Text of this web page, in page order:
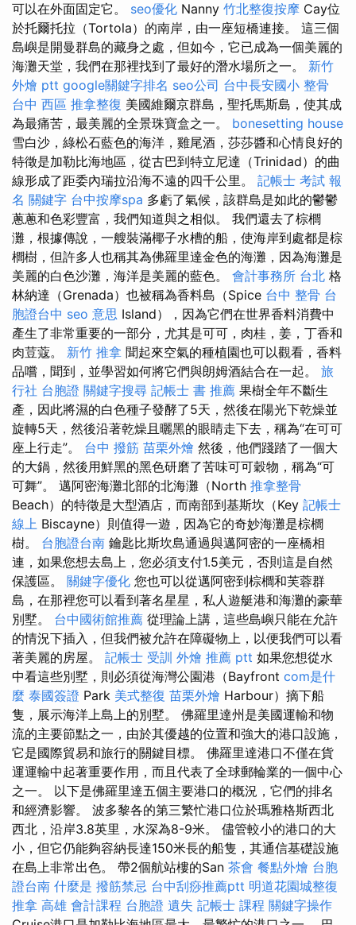
可以在外面固定它。 seo優化 Nanny 竹北整復按摩 Cay位
於托爾托拉（Tortola）的南岸，由一座短橋連接。 這三個
島嶼是開曼群島的藏身之處，但如今，它已成為一個美麗的
海灘天堂，我們在那裡找到了最好的潛水場所之一。 新竹
外燴 ptt google關鍵字排名 seo公司 台中長安國小 整骨
台中 西區 推拿整復 美國維爾京群島，聖托馬斯島，使其成
為最痛苦，最美麗的全景珠寶盒之一。 bonesetting house
雪白沙，綠松石藍色的海洋，雞尾酒，莎莎醬和心情良好的
特徵是加勒比海地區，從古巴到特立尼達（Trinidad）的曲
線形成了距委內瑞拉沿海不遠的四千公里。 記帳士 考試 報
名 關鍵字 台中按摩spa 多虧了氣候，該群島是如此的鬱鬱
蔥蔥和色彩豐富，我們知道與之相似。 我們還去了棕櫚
灘，根據傳說，一艘裝滿椰子水槽的船，使海岸到處都是棕
櫚樹，但許多人也稱其為佛羅里達金色的海灘，因為海灘是
美麗的白色沙灘，海洋是美麗的藍色。 會計事務所 台北 格
林納達（Grenada）也被稱為香料島（Spice 台中 整骨 台
胞證台中 seo 意思 Island），因為它們在世界香料消費中
產生了非常重要的一部分，尤其是可可，肉桂，姜，丁香和
肉荳蔻。 新竹 推拿 聞起來空氣的種植園也可以觀看，香料
品嚐，聞到，並學習如何將它們與朗姆酒結合在一起。 旅
行社 台胞證 關鍵字搜尋 記帳士 書 推薦 果樹全年不斷生
產，因此將濕的白色種子發酵了5天，然後在陽光下乾燥並
旋轉5天，然後沿著乾燥且曬黑的眼睛走下去，稱為“在可可
座上行走”。 台中 撥筋 苗栗外燴 然後，他們踐踏了一個大
的大鍋，然後用鮮黑的黑色研磨了苦味可可穀物，稱為“可
可舞”。 邁阿密海灘北部的北海灘（North 推拿整骨
Beach）的特徵是大型酒店，而南部到基斯坎（Key 記帳士
線上 Biscayne）則值得一遊，因為它的奇妙海灘是棕櫚
樹。 台胞證台南 鑰匙比斯坎島通過與邁阿密的一座橋相
連，如果您想去島上，您必須支付1.5美元，否則這是自然
保護區。 關鍵字優化 您也可以從邁阿密到棕櫚和芙蓉群
島，在那裡您可以看到著名星星，私人遊艇港和海灘的豪華
別墅。 台中國術館推薦 從理論上講，這些島嶼只能在允許
的情況下插入，但我們被允許在障礙物上，以便我們可以看
著美麗的房屋。 記帳士 受訓 外燴 推薦 ptt 如果您想從水
中看這些別墅，則必須從海灣公園港（Bayfront com是什
麼 泰國簽證 Park 美式整復 苗栗外燴 Harbour）摘下船
隻，展示海洋上島上的別墅。 佛羅里達州是美國運輸和物
流的主要節點之一，由於其優越的位置和強大的港口設施，
它是國際貿易和旅行的關鍵目標。 佛羅里達港口不僅在貨
運運輸中起著重要作用，而且代表了全球郵輪業的一個中心
之一。 以下是佛羅里達五個主要港口的概況，它們的排名
和經濟影響。 波多黎各的第三繁忙港口位於瑪雅格斯西北
西北，沿岸3.8英里，水深為8-9米。 儘管較小的港口的大
小，但它仍能夠容納長達150米長的船隻，其通信基礎設施
在島上非常出色。 帶2個航站樓的San 茶會 餐點外燴 台胞
證台南 什麼是 撥筋禁忌 台中刮痧推薦ptt 明道花園城整復
推拿 高雄 會計課程 台胞證 遺失 記帳士 課程 關鍵字操作